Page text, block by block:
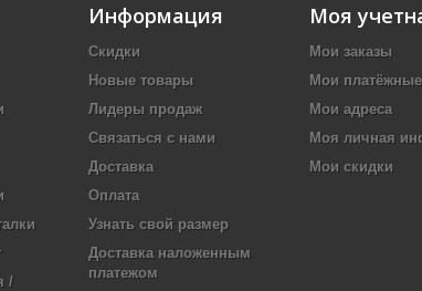
/
Информация
Скидки
Новые товары
Лидеры продаж
Связаться с нами
Доставка
Оплата
Узнать свой размер
Доставка наложенным
платежом
Моя
Мои заказы
Мои
Мои адреса
Моя личная
Мои скидки